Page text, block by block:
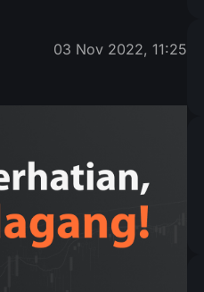
03 Nov 2022, 11:25